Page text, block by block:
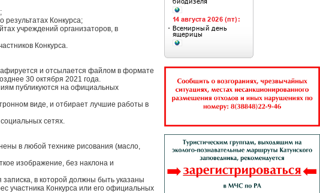
Конкурса;
учреждений организаторов, в
Конкурса.
и отсылается файлом в формате
30 октября 2021 года.
публикуются на официальных
виде, и отбирает лучшие работы в
сетях.
в любой технике рисования (масло,
изображение, без наклона и
в которой должны быть указаны
участника Конкурса или его официальных